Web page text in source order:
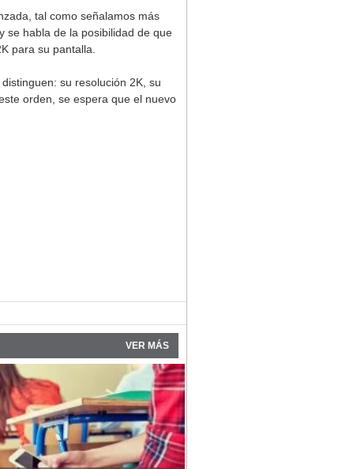
tal como señalamos más
se habla de la posibilidad de que
para su pantalla.
su resolución 2K, su
orden, se espera que el nuevo
VER MÁS